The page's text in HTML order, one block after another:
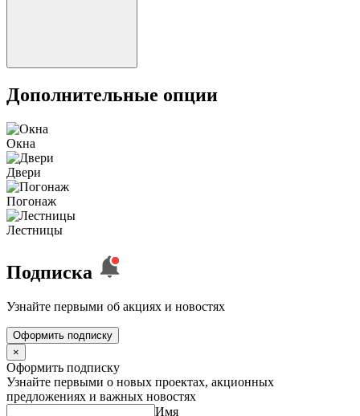
Дополнительные опции
Окна
Двери
Погонаж
Лестницы
Подписка
Узнайте первыми об акциях и новостях
Оформить подписку
×
Оформить подписку
Узнайте первыми о новых проектах, акционных
предложениях и важных новостях
Имя